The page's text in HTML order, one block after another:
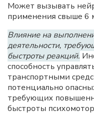
Может вызывать
применения свыше 6
Влияние на
деятельности,
быстроты реакций.
способность
транспортными
потенциально
требующих
быстроты